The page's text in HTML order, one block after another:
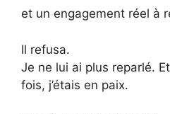
et un engagement réel à
Il refusa.
Je ne lui ai plus reparlé.
fois, j’étais en paix.